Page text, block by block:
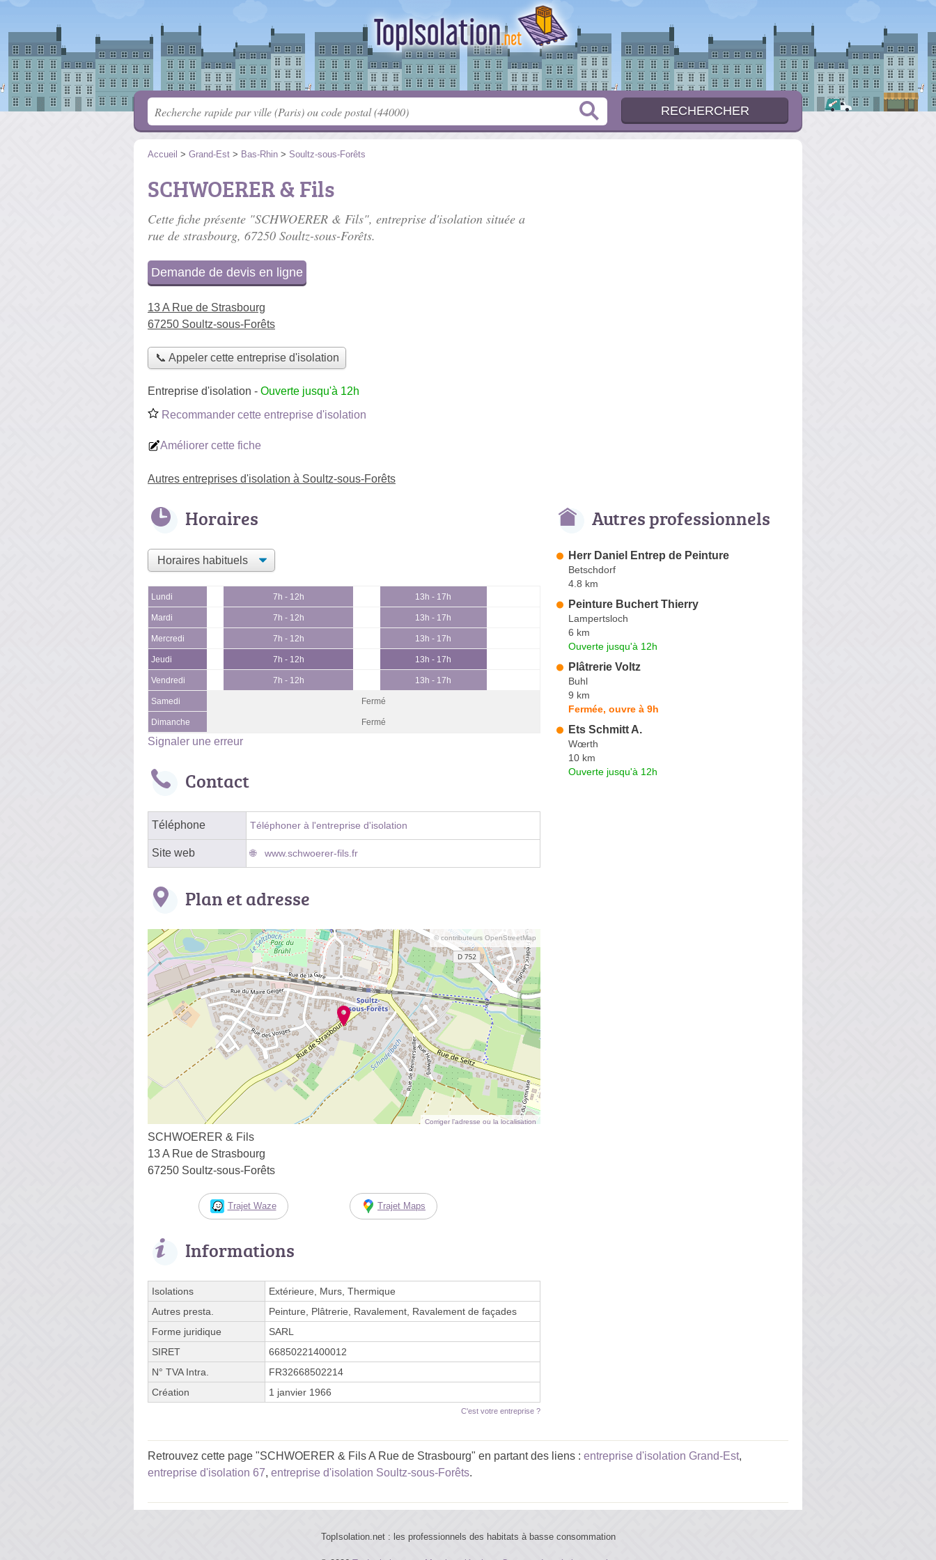
Accueil > Grand-Est > Bas-Rhin > Soultz-sous-Forêts
SCHWOERER & Fils
Cette fiche présente "SCHWOERER & Fils", entreprise d'isolation située a
rue de strasbourg, 67250 Soultz-sous-Forêts.
Demande de devis en ligne
13 A Rue de Strasbourg
67250 Soultz-sous-Forêts
📞 Appeler cette entreprise d'isolation
Entreprise d'isolation - Ouverte jusqu'à 12h
Recommander cette entreprise d'isolation
Améliorer cette fiche
Autres entreprises d'isolation à Soultz-sous-Forêts
Horaires
Lundi 7h - 12h 13h - 17h
Mardi 7h - 12h 13h - 17h
Mercredi 7h - 12h 13h - 17h
Jeudi 7h - 12h 13h - 17h
Vendredi 7h - 12h 13h - 17h
Samedi Fermé
Dimanche Fermé
Signaler une erreur
Contact
Téléphone Téléphoner à l'entreprise d'isolation
Site web www.schwoerer-fils.fr
Plan et adresse
© contributeurs OpenStreetMap
Corriger l’adresse ou la localisation
SCHWOERER & Fils
13 A Rue de Strasbourg
67250 Soultz-sous-Forêts
Trajet Waze Trajet Maps
Informations
Isolations
Extérieure, Murs, Thermique
Autres presta.
Peinture, Plâtrerie, Ravalement, Ravalement de façades
Forme juridique
SARL
SIRET
66850221400012
N° TVA Intra.
FR32668502214
Création
1 janvier 1966
C'est votre entreprise ?
Autres professionnels
Herr Daniel Entrep de Peinture
Betschdorf
4.8 km
Peinture Buchert Thierry
Lampertsloch
6 km
Ouverte jusqu'à 12h
Plâtrerie Voltz
Buhl
9 km
Fermée, ouvre à 9h
Ets Schmitt A.
Wœrth
10 km
Ouverte jusqu'à 12h
Retrouvez cette page "SCHWOERER & Fils A Rue de Strasbourg" en partant des liens : entreprise d'isolation Grand-Est,
entreprise d'isolation 67, entreprise d'isolation Soultz-sous-Forêts.
TopIsolation.net : les professionnels des habitats à basse consommation